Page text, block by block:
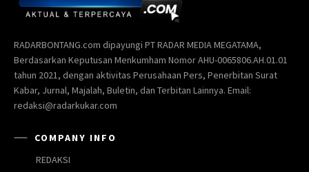
RADARBONTANG.com dipayungi PT RADAR MEDIA MEGATAMA,
Berdasarkan Keputusan Menkumham Nomor AHU-0065806.AH.01.01
tahun 2021, dengan aktivitas Perusahaan Pers, Penerbitan Surat
Kabar, Jurnal, Majalah, Buletin, dan Terbitan Lainnya. Email:
redaksi@radarkukar.com
COMPANY INFO
REDAKSI